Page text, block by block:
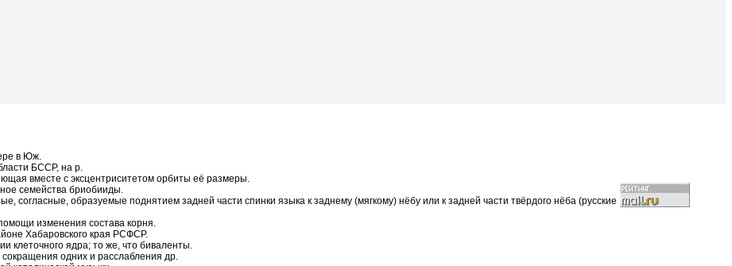
в Юж.
БССР, на р.
вместе с эксцентриситетом орбиты её размеры.
семейства бриобииды.
согласные, образуемые поднятием задней части спинки языка к заднему (мягкому) нёбу или к задней части твёрдого нёба (русские
изменения состава корня.
Хабаровского края РСФСР.
клеточного ядра; то же, что биваленты.
одних и расслабления др.